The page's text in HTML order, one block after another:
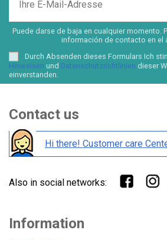
Puede darse de baja en cualquier momento.
información de contacto en el
Durch Absenden dieses Formulars Ich
Hinweisen und Datenschutzrichtlinien dieser
einverstanden.
Contact us
Hi there! Customer care
Also in social networks:
Information